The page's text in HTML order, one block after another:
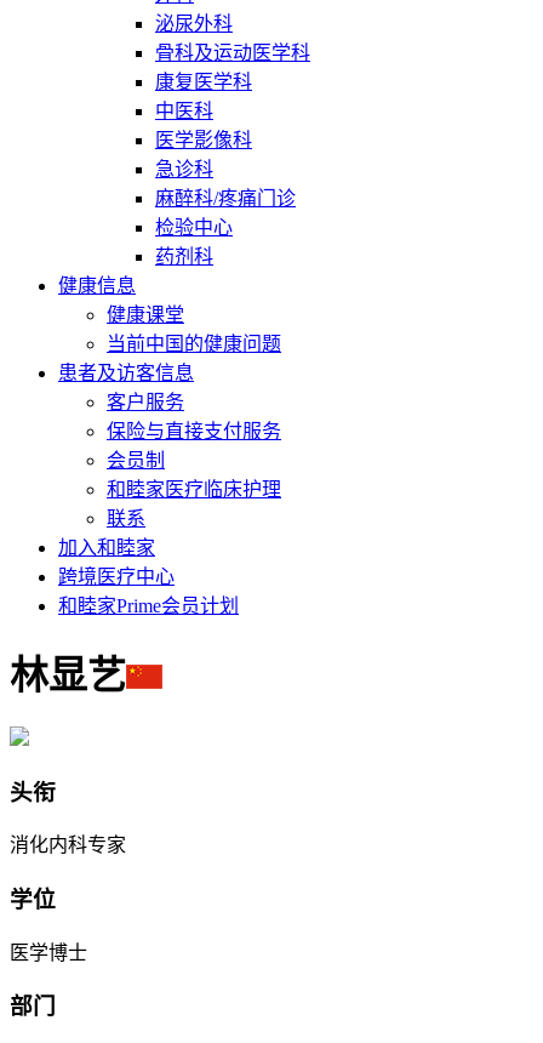
泌尿外科
骨科及运动医学科
康复医学科
中医科
医学影像科
急诊科
麻醉科/疼痛门诊
检验中心
药剂科
健康信息
健康课堂
当前中国的健康问题
患者及访客信息
客户服务
保险与直接支付服务
会员制
和睦家医疗临床护理
联系
加入和睦家
跨境医疗中心
和睦家Prime会员计划
林显艺
头衔
消化内科专家
学位
医学博士
部门